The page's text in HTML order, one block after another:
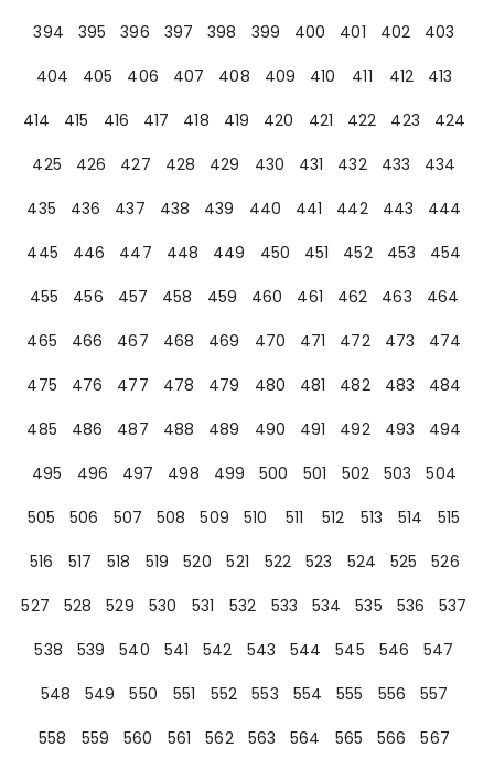
394
395 396 397 398 399 400 401 402
403
404
405 406 407 408 409 410 411 412
413
414
415 416 417 418 419 420 421 422 423
424
425
426 427 428 429 430 431 432 433
434
435
436 437 438 439 440 441 442 443
444
445
446 447 448 449 450 451 452 453
454
455
456 457 458 459 460 461 462 463
464
465
466 467 468 469 470 471 472 473
474
475
476 477 478 479 480 481 482 483
484
485
486 487 488 489 490 491 492 493
494
495
496 497 498 499 500 501 502 503
504
505
506 507 508 509 510 511 512 513 514
515
516
517 518 519 520 521 522 523 524 525
526
527
528 529 530 531 532 533 534 535 536
537
538
539 540 541 542 543 544 545 546
547
548
549 550 551 552 553 554 555 556
557
558
559 560 561 562 563 564 565 566
567